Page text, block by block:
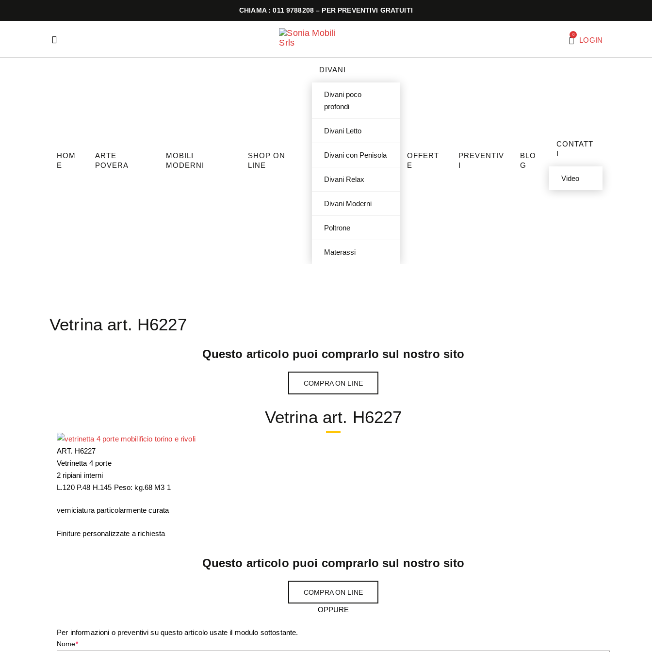
CHIAMA : 011 9788208 – PER PREVENTIVI GRATUITI
0
LOGIN
HOM
E
ARTE
POVERA
MOBILI
MODERNI
SHOP ON
LINE
DIVANI
Divani poco
profondi
Divani Letto
Divani con Penisola
Divani Relax
Divani Moderni
Poltrone
Materassi
OFFERT
E
PREVENTIV
I
BLO
G
CONTATT
I
Video
Vetrina art. H6227
Questo articolo puoi comprarlo sul nostro sito
COMPRA ON LINE
Vetrina art. H6227
ART. H6227
Vetrinetta 4 porte
2 ripiani interni
L.120 P.48 H.145 Peso: kg.68 M3 1
verniciatura particolarmente curata
Finiture personalizzate a richiesta
Questo articolo puoi comprarlo sul nostro sito
COMPRA ON LINE
OPPURE
Per informazioni o preventivi su questo articolo usate il modulo sottostante.
Nome*